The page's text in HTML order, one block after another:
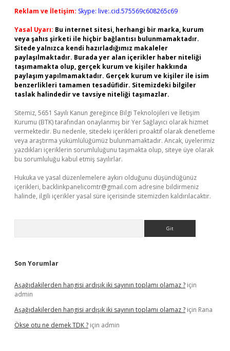
Reklam ve İletişim: Skype: live:.cid.575569c608265c69
Yasal Uyarı: Bu internet sitesi, herhangi bir marka, kurum
veya şahıs şirketi ile hiçbir bağlantısı bulunmamaktadır.
Sitede yalnızca kendi hazırladığımız makaleler
paylaşılmaktadır. Burada yer alan içerikler haber niteliği
taşımamakta olup, gerçek kurum ve kişiler hakkında
paylaşım yapılmamaktadır. Gerçek kurum ve kişiler ile isim
benzerlikleri tamamen tesadüfidir. Sitemizdeki bilgiler
taslak halindedir ve tavsiye niteliği taşımazlar.
Sitemiz, 5651 Sayılı Kanun gereğince Bilgi Teknolojileri ve İletişim
Kurumu (BTK) tarafından onaylanmış bir Yer Sağlayıcı olarak hizmet
vermektedir. Bu nedenle, sitedeki içerikleri proaktif olarak denetleme
veya araştırma yükümlülüğümüz bulunmamaktadır. Ancak, üyelerimiz
yazdıkları içeriklerin sorumluluğunu taşımakta olup, siteye üye olarak
bu sorumluluğu kabul etmiş sayılırlar.
Hukuka ve yasal düzenlemelere aykırı olduğunu düşündüğünüz
içerikleri, backlinkpanelicomtr@gmail.com adresine bildirmeniz
halinde, ilgili içerikler yasal süre içerisinde sitemizden kaldırılacaktır.
Son Yorumlar
Aşağıdakilerden hangisi ardışık iki sayının toplamı olamaz ? için
admin
Aşağıdakilerden hangisi ardışık iki sayının toplamı olamaz ? için Rana
Ökse otu ne demek TDK ? için admin